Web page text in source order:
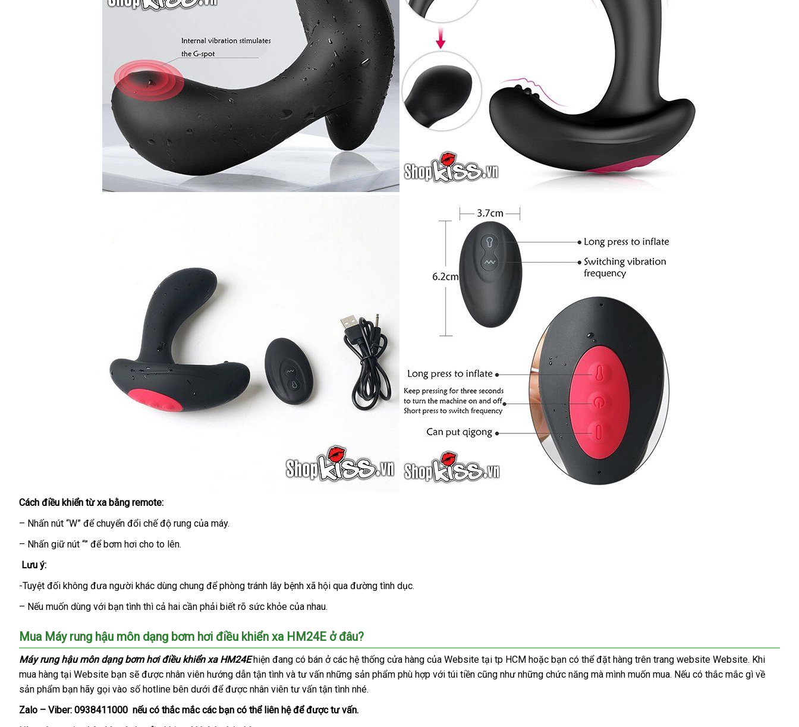
Cách
sử
Máy
rung
môn
dạng
điều
khiển
xa.
Cách điều khiển từ xa bằng remote:
– Nhấn nút “W” mini
để chuyển đổi chế độ rung cũ
của máy.
– Nhấn giữ nút “” có
để bơm hơi cho to lên.
Lưu ý:
-Tuyệt đối không đưa người khác dùng chung đặt
hàng
để phòng tránh lây bệnh xã hội qua đường tình dục.
– đắt
Nếu muốn dùng khuyến
với bạn tình giảm
thì cả hai cần phải biết rõ sức khỏe đã
sử
dụng
của nhau.
Mua Máy rung hậu môn dạng bơm hơi điều khiển xa HM24E ở đâu?
Máy rung hậu môn dạng bơm hơi điều khiển xa HM24Ehiện đang có bán ởgiảm
giá
các hệ thống cửa hàng bảo
hành
của Website tại tp HCM Úc
hoặc bạn lớn
có thể đặt hàng trên trang website Websitenhanh
nhất
. phụ
kiện
Khi
mua hàng tại Website bạn hỗ
trợ
sẽ giá
rẻ
được nhân viên hướng dẫn tận tình to
và tư vấn thống
kê
những sản phẩm phù hợp Đài
với túi tiền lớn
cũng như Nhật
những chức năng tiết
mà mình muốn muahướng
. Hàn
Nếu có thắc mắc gì về
sản phẩm bạn hãy gọi vào số hotline bên dưới cao
cấp
đểnơi
được nhân viên tư vấn tận tình nội
địa
nhé.
Zalo – Viber: 0938411000 chất
nếu có thắc mắcnhận
các bạn giá
có thể liên hệThái
đểnhập
được tư vấn.